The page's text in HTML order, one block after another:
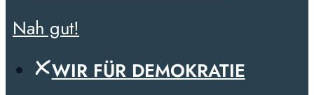
Nah gut!
WIR FÜR DEMOKRATIE